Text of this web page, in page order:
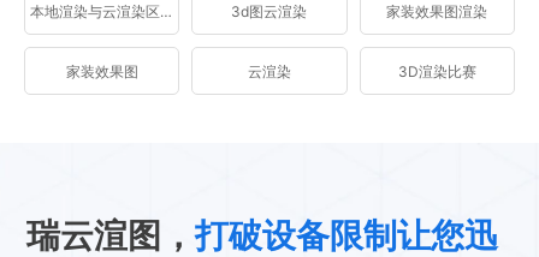
本地渲染与云渲染区别 3d图云渲染 家装效果图渲染
家装效果图 云渲染 3D渲染比赛
瑞云渲图，打破设备限制让您迅